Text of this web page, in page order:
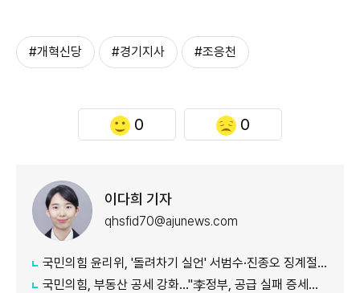
#개혁신당 #경기지사 #조응천
0 0
이다희 기자
qhsfid70@ajunews.com
국민의힘 윤리위, '돌려차기 실언' 서범수·진종오 징계절차 개시
국민의힘, 부동산 공세 강화..."李정부, 공급 실패 증세로 덮으려 해"